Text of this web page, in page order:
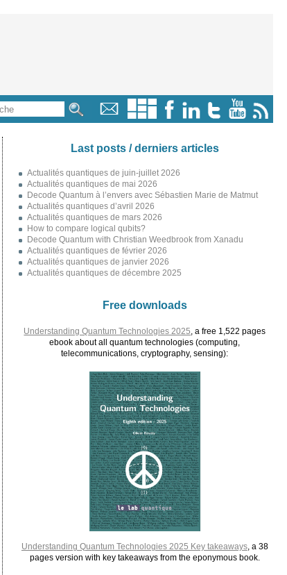
Last posts / derniers articles
Actualités quantiques de juin-juillet 2026
Actualités quantiques de mai 2026
Decode Quantum à l’envers avec Sébastien Marie de Matmut
Actualités quantiques d’avril 2026
Actualités quantiques de mars 2026
How to compare logical qubits?
Decode Quantum with Christian Weedbrook from Xanadu
Actualités quantiques de février 2026
Actualités quantiques de janvier 2026
Actualités quantiques de décembre 2025
Free downloads
Understanding Quantum Technologies 2025 , a free 1,522 pages
ebook about all quantum technologies (computing,
telecommunications, cryptography, sensing):
Understanding Quantum Technologies 2025 Key takeaways, a 38
pages version with key takeaways from the eponymous book.